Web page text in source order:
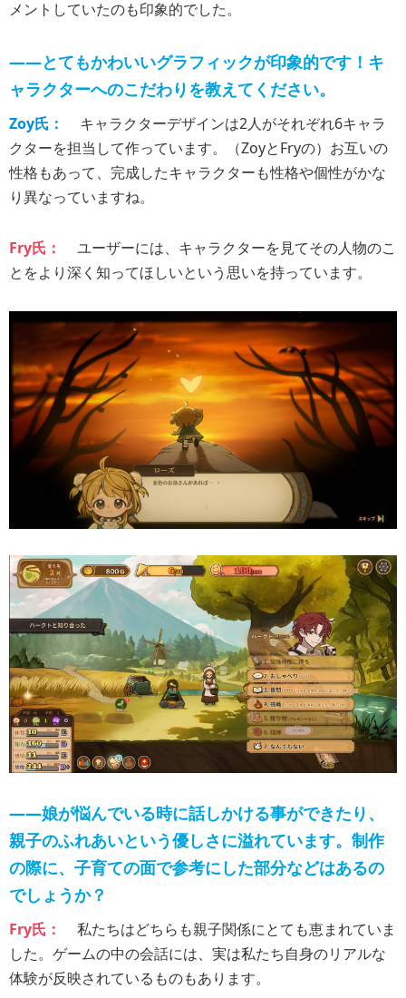
メントしていたのも印象的でした。
――とてもかわいいグラフィックが印象的です！キ
ャラクターへのこだわりを教えてください。
Zoy氏：
キャラクターデザインは2人がそれぞれ6キャラ
クターを担当して作っています。（ZoyとFryの）お互いの
性格もあって、完成したキャラクターも性格や個性がかな
り異なっていますね。
Fry氏：
ユーザーには、キャラクターを見てその人物のこ
とをより深く知ってほしいという思いを持っています。
――娘が悩んでいる時に話しかける事ができたり、
親子のふれあいという優しさに溢れています。制作
の際に、子育ての面で参考にした部分などはあるの
でしょうか？
Fry氏：
私たちはどちらも親子関係にとても恵まれていま
した。ゲームの中の会話には、実は私たち自身のリアルな
体験が反映されているものもあります。